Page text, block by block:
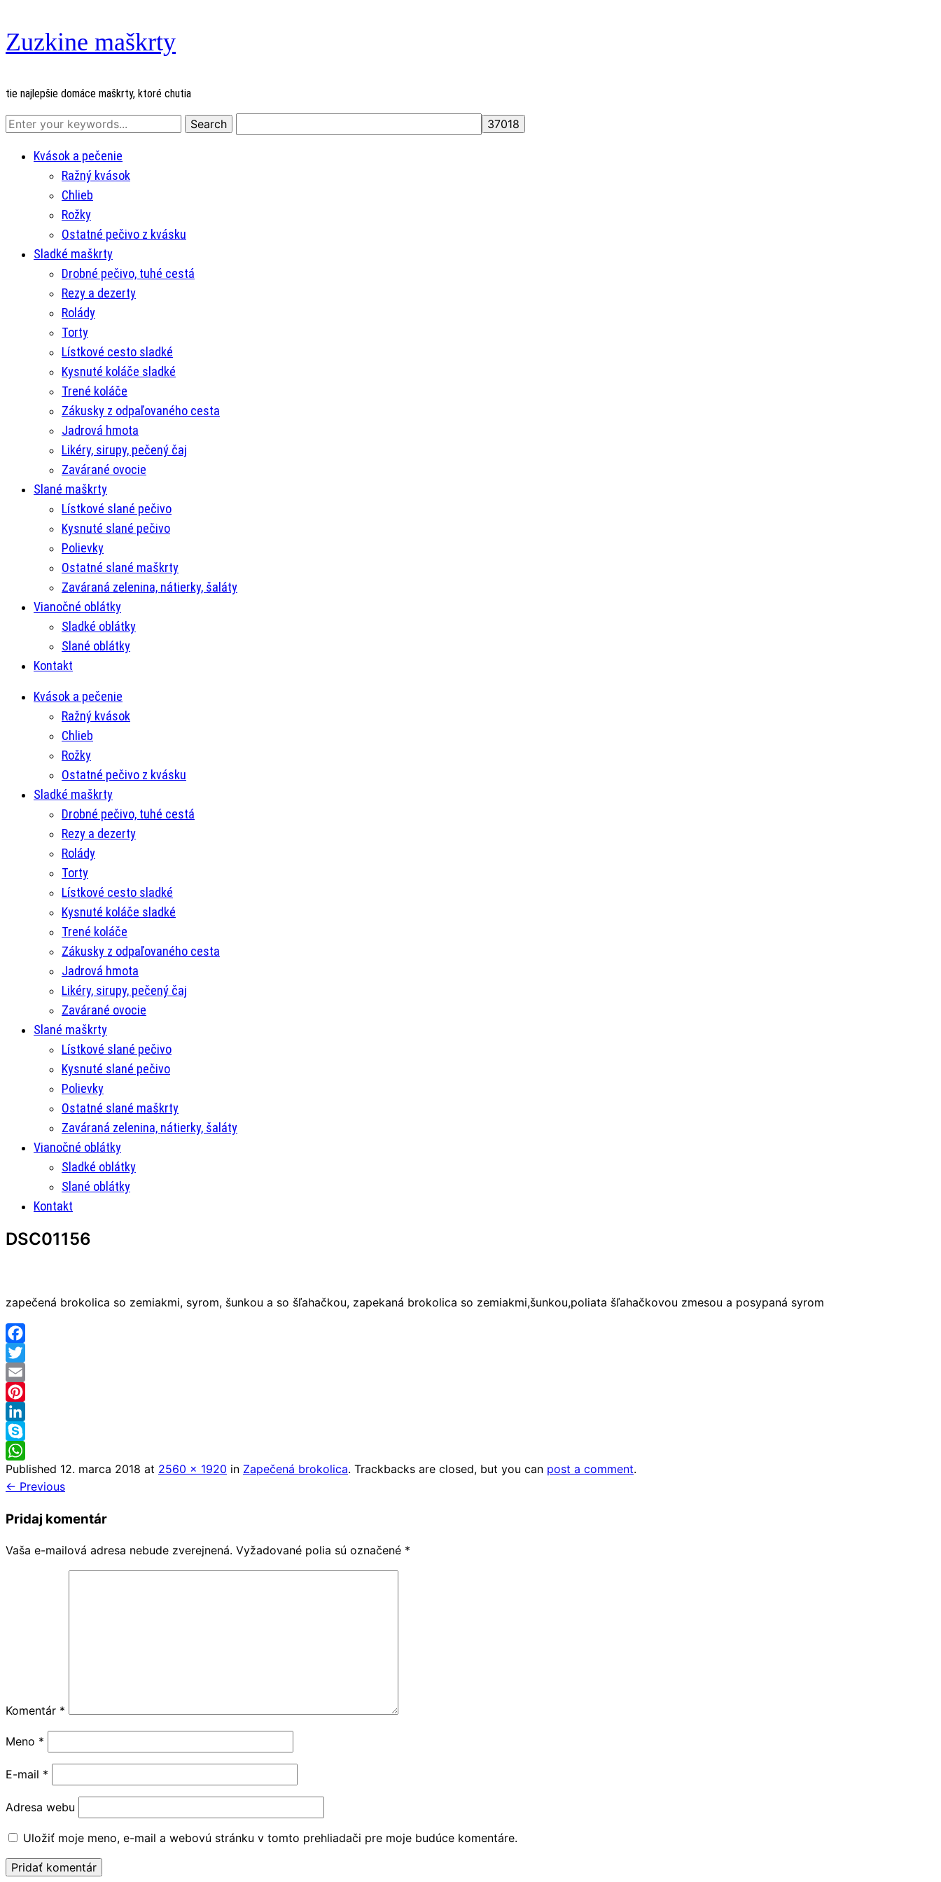
Zuzkine maškrty
tie najlepšie domáce maškrty, ktoré chutia
Kvások a pečenie
Ražný kvások
Chlieb
Rožky
Ostatné pečivo z kvásku
Sladké maškrty
Drobné pečivo, tuhé cestá
Rezy a dezerty
Rolády
Torty
Lístkové cesto sladké
Kysnuté koláče sladké
Trené koláče
Zákusky z odpaľovaného cesta
Jadrová hmota
Likéry, sirupy, pečený čaj
Zavárané ovocie
Slané maškrty
Lístkové slané pečivo
Kysnuté slané pečivo
Polievky
Ostatné slané maškrty
Zaváraná zelenina, nátierky, šaláty
Vianočné oblátky
Sladké oblátky
Slané oblátky
Kontakt
Kvások a pečenie
Ražný kvások
Chlieb
Rožky
Ostatné pečivo z kvásku
Sladké maškrty
Drobné pečivo, tuhé cestá
Rezy a dezerty
Rolády
Torty
Lístkové cesto sladké
Kysnuté koláče sladké
Trené koláče
Zákusky z odpaľovaného cesta
Jadrová hmota
Likéry, sirupy, pečený čaj
Zavárané ovocie
Slané maškrty
Lístkové slané pečivo
Kysnuté slané pečivo
Polievky
Ostatné slané maškrty
Zaváraná zelenina, nátierky, šaláty
Vianočné oblátky
Sladké oblátky
Slané oblátky
Kontakt
DSC01156
zapečená brokolica so zemiakmi, syrom, šunkou a so šľahačkou, zapekaná brokolica so zemiakmi,šunkou,poliata šľahačkovou zmesou a posypaná syrom
Facebook
Twitter
Email
Pinterest
LinkedIn
Skype
WhatsApp
Published 12. marca 2018 at 2560 × 1920 in Zapečená brokolica. Trackbacks are closed, but you can post a comment.
← Previous
Pridaj komentár
Vaša e-mailová adresa nebude zverejnená. Vyžadované polia sú označené *
Komentár *
Meno *
E-mail *
Adresa webu
Uložiť moje meno, e-mail a webovú stránku v tomto prehliadači pre moje budúce komentáre.